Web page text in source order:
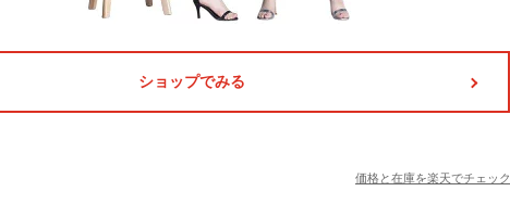
ショップでみる
価格と在庫を楽天でチェック